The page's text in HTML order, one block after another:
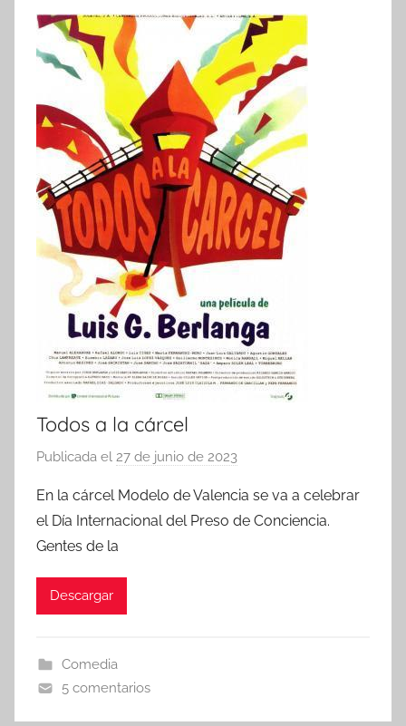
Todos a la cárcel
Publicada el 27 de junio de 2023
r
En la cárcel Modelo de Valencia se va a celebrar
el Día Internacional del Preso de Conciencia.
Gentes de la
Descargar
Comedia
5 comentarios